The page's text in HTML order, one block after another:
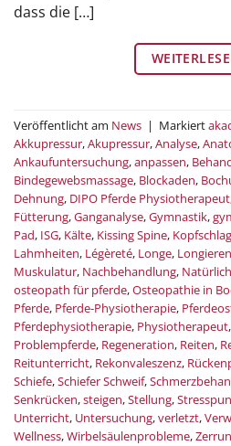
dass die […]
Veröffentlicht am News | Markiert
Akkupressur,Akupressur,Analyse,
Ankaufuntersuchung,anpassen,
Bindegewebsmassage, Blockaden,
Dehnung, DIPO Pferde Physiotherapeut
Fütterung,Ganganalyse,Gymnastik,
Pad, ISG, Kälte, Kissing Spine,
Lahmheiten, Légèreté, Longe, Longieren
Muskulatur, Nachbehandlung,
osteopath für pferde,Osteopathie in
Pferde, Pferde-Physiotherapie,
Pferdephysiotherapie, Physiotherapeut,
Problempferde, Regeneration, Reiten,
Reitunterricht, Rekonvaleszenz,
Schiefe,Schiefer Schweif,
Senkrücken,steigen,Stellung,
Unterricht, Untersuchung,verletzt,
Wellness,Wirbelsäulenprobleme,